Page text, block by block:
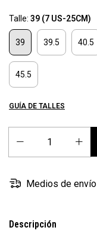
Talle: 39 (7 US-25CM)
39 39.5 40.5
45.5
GUÍA DE TALLES
Medios de envío
Descripción